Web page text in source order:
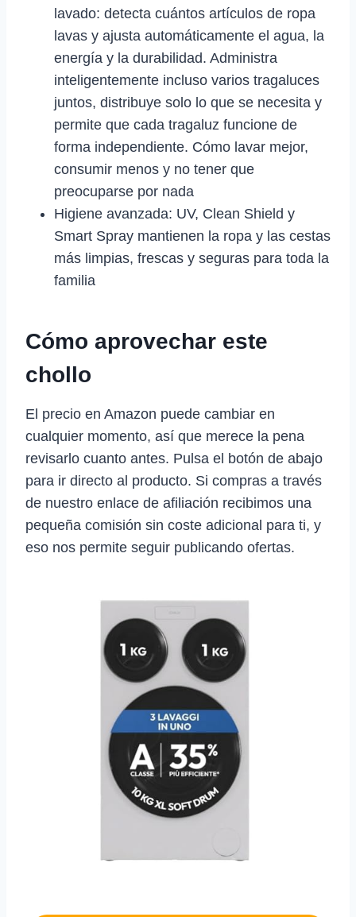
lavado: detecta cuántos artículos de ropa
lavas y ajusta automáticamente el agua, la
energía y la durabilidad. Administra
inteligentemente incluso varios tragaluces
juntos, distribuye solo lo que se necesita y
permite que cada tragaluz funcione de
forma independiente. Cómo lavar mejor,
consumir menos y no tener que
preocuparse por nada
Higiene avanzada: UV, Clean Shield y
Smart Spray mantienen la ropa y las cestas
más limpias, frescas y seguras para toda la
familia
Cómo aprovechar este
chollo
El precio en Amazon puede cambiar en
cualquier momento, así que merece la pena
revisarlo cuanto antes. Pulsa el botón de abajo
para ir directo al producto. Si compras a través
de nuestro enlace de afiliación recibimos una
pequeña comisión sin coste adicional para ti, y
eso nos permite seguir publicando ofertas.